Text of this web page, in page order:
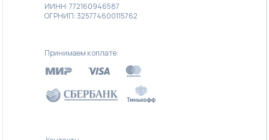
Принимаем к оплате:
ИИНН: 772160946587
ОГРНИП: 325774600115762